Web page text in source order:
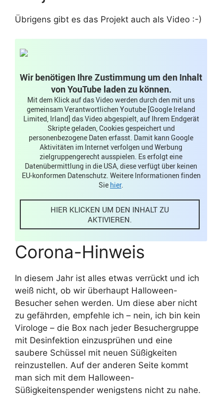
Übrigens gibt es das Projekt auch als Video :-)
Wir benötigen Ihre Zustimmung um den Inhalt
von YouTube laden zu können.
Mit dem Klick auf das Video werden durch den mit uns
gemeinsam Verantwortlichen Youtube [Google Ireland
Limited, Irland] das Video abgespielt, auf Ihrem Endgerät
Skripte geladen, Cookies gespeichert und
personenbezogene Daten erfasst. Damit kann Google
Aktivitäten im Internet verfolgen und Werbung
zielgruppengerecht ausspielen. Es erfolgt eine
Datenübermittlung in die USA, diese verfügt über keinen
EU-konformen Datenschutz. Weitere Informationen finden
Sie hier.
HIER KLICKEN UM DEN INHALT ZU
AKTIVIEREN.
Corona-Hinweis
In diesem Jahr ist alles etwas verrückt und ich
weiß nicht, ob wir überhaupt Halloween-
Besucher sehen werden. Um diese aber nicht
zu gefährden, empfehle ich – nein, ich bin kein
Virologe – die Box nach jeder Besuchergruppe
mit Desinfektion einzusprühen und eine
saubere Schüssel mit neuen Süßigkeiten
reinzustellen. Auf der anderen Seite kommt
man sich mit dem Halloween-
Süßigkeitenspender wenigstens nicht zu nahe.